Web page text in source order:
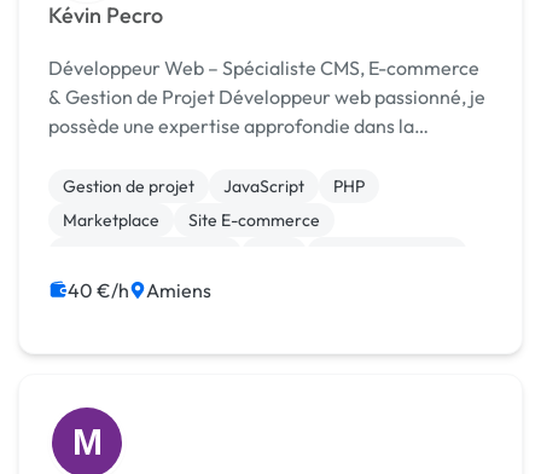
Kévin Pecro
Développeur Web – Spécialiste CMS, E-commerce
& Gestion de Projet Développeur web passionné, je
possède une expertise approfondie dans la
e-commerce. Fort de mon expérience dans le
développeme...
Gestion de projet JavaScript
PHP
Marketplace
Site E-commerce
Création de site internet
40 €/h Amiens
M